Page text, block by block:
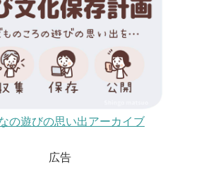
の遊びの思い出アーカイブ
広告